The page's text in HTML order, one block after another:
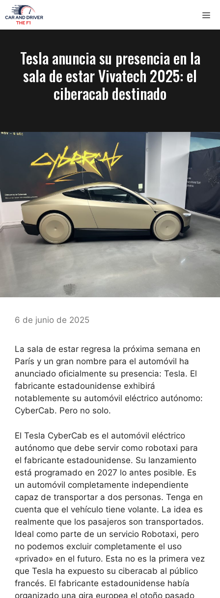
Saltar
al
contenido
Tesla anuncia su presencia en la
sala de estar Vivatech 2025: el
ciberacab destinado
6 de junio de 2025
La sala de estar regresa la próxima semana en
París y un gran nombre para el automóvil ha
anunciado oficialmente su presencia: Tesla. El
fabricante estadounidense exhibirá
notablemente su automóvil eléctrico autónomo:
CyberCab. Pero no solo.
El Tesla CyberCab es el automóvil eléctrico
autónomo que debe servir como robotaxi para
el fabricante estadounidense. Su lanzamiento
está programado en 2027 lo antes posible. Es
un automóvil completamente independiente
capaz de transportar a dos personas. Tenga en
cuenta que el vehículo tiene volante. La idea es
realmente que los pasajeros son transportados.
Ideal como parte de un servicio Robotaxi, pero
no podemos excluir completamente el uso
«privado» en el futuro. Esta no es la primera vez
que Tesla ha expuesto su ciberacab al público
francés. El fabricante estadounidense había
organizado una gira europea el otoño pasado